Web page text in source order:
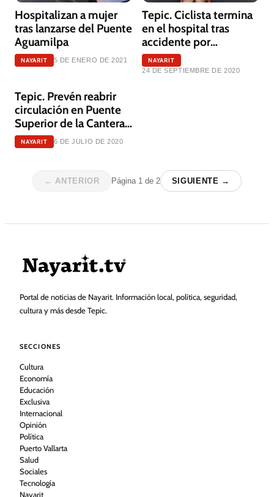
Hospitalizan a mujer
tras lanzarse del Puente
Aguamilpa
NAYARIT 5 DE ENERO DE 2021
Tepic. Ciclista termina
en el hospital tras
accidente por
alcantarilla dañada
NAYARIT
24 DE SEPTIEMBRE DE 2020
Tepic. Prevén reabrir
circulación en Puente
Superior de la Cantera
hasta el 15 de julio
NAYARIT 6 DE JULIO DE 2020
← ANTERIOR Página 1 de 2 SIGUIENTE →
Portal de noticias de Nayarit. Información local, política, seguridad,
cultura y más desde Tepic.
SECCIONES
Cultura
Economía
Educación
Exclusiva
Internacional
Opinión
Política
Puerto Vallarta
Salud
Sociales
Tecnología
Nayarit